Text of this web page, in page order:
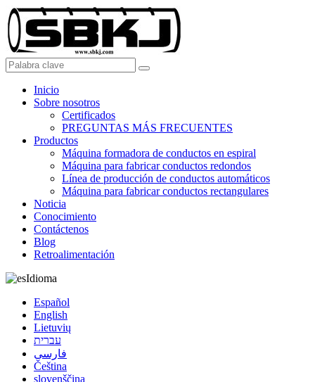
Inicio
Sobre nosotros
Certificados
PREGUNTAS MÁS FRECUENTES
Productos
Máquina formadora de conductos en espiral
Máquina para fabricar conductos redondos
Línea de producción de conductos automáticos
Máquina para fabricar conductos rectangulares
Noticia
Conocimiento
Contáctenos
Blog
Retroalimentación
Idioma
Español
English
Lietuvių
עברית
فارسی
Čeština
slovenščina